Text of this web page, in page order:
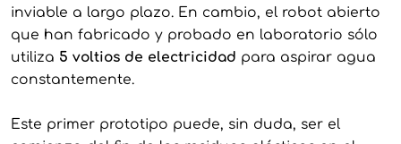
inviable a largo plazo. En cambio, el robot abierto
que han fabricado y probado en laboratorio sólo
utiliza 5 voltios de electricidad para aspirar agua
constantemente.
Este primer prototipo puede, sin duda, ser el